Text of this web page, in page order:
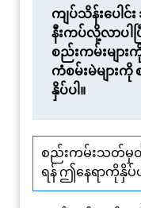
ကျပ်သိန်းပေါင်
နီးကပ်လို့လာပါပ
စည်းကမ်းများ
ကံစမ်းမဲများ
နှိပ်ပါ။
စည်းကမ်းသတ်မှတ်
ရန် ဤနေရာကိုနှိပ်ပ